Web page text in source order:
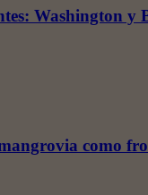
Washington y
como